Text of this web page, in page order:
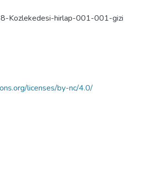
Kozlekedesi-hirlap-001-001-gizi
licenses/by-nc/4.0/